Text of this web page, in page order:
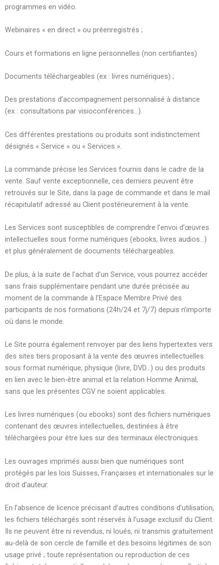
programmes en vidéo.
Webinaires « en direct » ou préenregistrés ;
Cours et formations en ligne personnelles (non certifiantes)
Documents téléchargeables (ex : livres numériques) ;
Des prestations d’accompagnement personnalisé à distance
(ex : consultations par visioconférences…).
Ces différentes prestations ou produits sont indistinctement
désignés « Service » ou « Services ».
La commande précise les Services fournis dans le cadre de la
vente. Sauf vente exceptionnelle, ces derniers peuvent être
retrouvés sur le Site, dans la page de commande et dans le mail
récapitulatif adressé au Client postérieurement à la vente.
Les Services sont susceptibles de comprendre l’envoi d’œuvres
intellectuelles sous forme numériques (ebooks, livres audios…)
et plus généralement de documents téléchargeables.
De plus, à la suite de l’achat d’un Service, vous pourrez accéder
sans frais supplémentaire pendant une durée précisée au
moment de la commande à l’Espace Membre Privé des
participants de nos formations (24h/24 et 7j/7) depuis n’importe
où dans le monde.
Le Site pourra également renvoyer par des liens hypertextes vers
des sites tiers proposant à la vente des œuvres intellectuelles
sous format numérique, physique (livre, DVD…) ou des produits
en lien avec le bien-être animal et la relation Homme Animal,
sans que les présentes CGV ne soient applicables.
Les livres numériques (ou ebooks) sont des fichiers numériques
contenant des œuvres intellectuelles, destinées à être
téléchargées pour être lues sur des terminaux électroniques.
Les ouvrages imprimés aussi bien que numériques sont
protégés par les lois Suisses, Françaises et internationales sur le
droit d’auteur.
En l’absence de licence précisant d’autres conditions d’utilisation,
les fichiers téléchargés sont réservés à l’usage exclusif du Client.
Ils ne peuvent être ni revendus, ni loués, ni transmis gratuitement
au-delà de son cercle de famille et des besoins légitimes de son
usage privé ; toute représentation ou reproduction de ces